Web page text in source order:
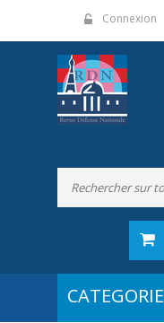
Connexion